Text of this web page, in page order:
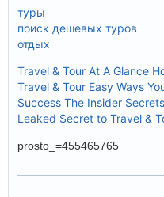
туры
поиск дешевых туров
отдых
Travel & Tour At A Glance
Travel & Tour Easy Ways
Success The Insider
Leaked Secret to Travel &
prosto_=455465765